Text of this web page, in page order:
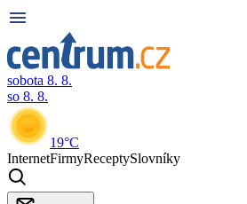
sobota 8. 8.
so 8. 8.
19°C
InternetFirmyReceptySlovníky